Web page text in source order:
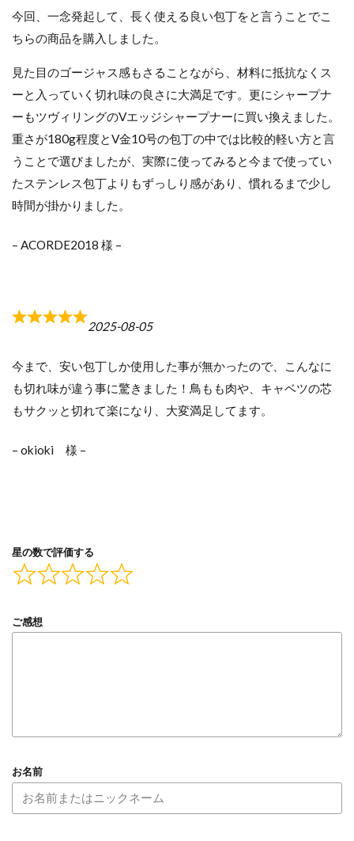
o
t
o
f
5
今回、一念発起して、長く使える良い包丁をと言うことでこ
ちらの商品を購入しました。
見た目のゴージャス感もさることながら、材料に抵抗なくス
ーと入っていく切れ味の良さに大満足です。更にシャープナ
ーもツヴィリングのVエッジシャープナーに買い換えました。
重さが180g程度とV金10号の包丁の中では比較的軽い方と言
うことで選びましたが、実際に使ってみると今まで使ってい
たステンレス包丁よりもずっしり感があり、慣れるまで少し
時間が掛かりました。
– ACORDE2018 様 –
R
t
e
d
t
o
2025-08-05
今まで、安い包丁しか使用した事が無かったので、こんなに
も切れ味が違う事に驚きました！鳥もも肉や、キャベツの芯
もサクッと切れて楽になり、大変満足してます。
– okioki 様 –
星の数で評価する
ご感想
お名前